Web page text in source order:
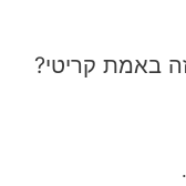
באמת קריטי?